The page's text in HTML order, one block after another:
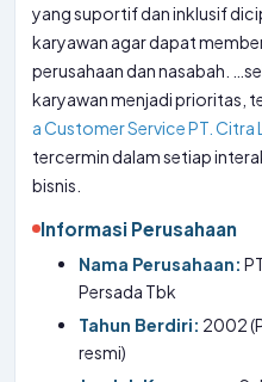
yang suportif dan inklusif
karyawan agar dapat
perusahaan dan nasabah.
karyawan menjadi prioritas,
a Customer Service PT. Citra
tercermin dalam setiap
bisnis.
Informasi Perusahaan
Nama Perusahaan:
Persada Tbk
Tahun Berdiri: 2002
resmi)